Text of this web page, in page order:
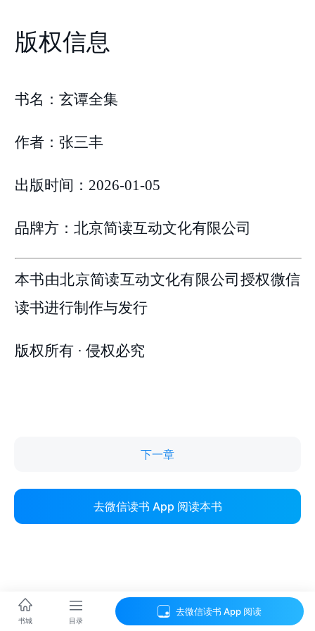
下一章
去微信读书 App 阅读本书
书城 目录
去微信读书 App 阅读